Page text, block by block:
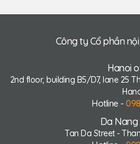
Công ty Cổ phần
Hanoi
2nd floor, building B5/D7, lane 25
Hotline -
Da Nang
Tan Da Street -